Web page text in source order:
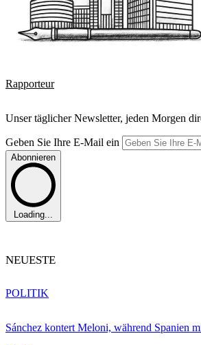
Rapporteur
Unser täglicher Newsletter, jeden Morgen
Geben Sie Ihre E-Mail ein
Abonnieren
Loading...
NEUESTE
Sánchez kontert Meloni, während Spanien
POLITIK